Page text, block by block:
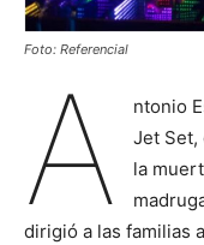
Foto: Referencial
A
ntonio
Jet Set,
la
dirigió a las familias